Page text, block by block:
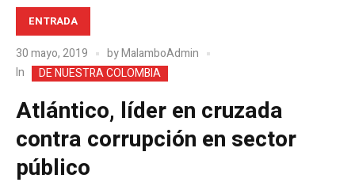
ENTRADA
30 mayo, 2019 byMalamboAdmin
In
DE NUESTRA COLOMBIA
Atlántico, líder en cruzada
contra corrupción en sector
público